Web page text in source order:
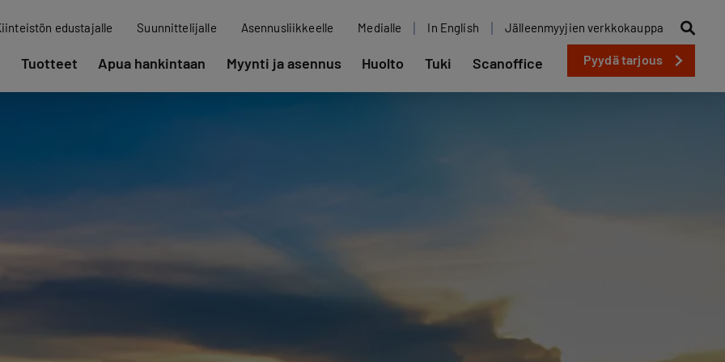
edustajalle Suunnittelijalle Asennusliikkeelle Medialle In English Jälleenmyyjien verkkokauppa
Tuotteet Apua hankintaan Myynti ja asennus Huolto Tuki Scanoffice Pyydä tarjous